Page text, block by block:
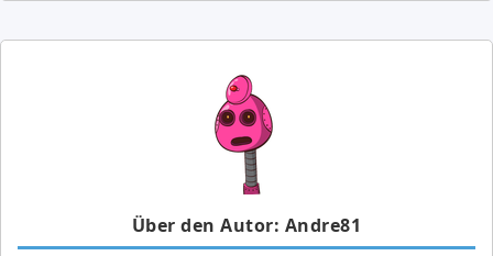
Über den Autor: Andre81